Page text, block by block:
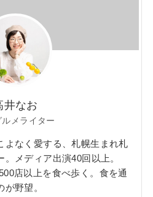
井なお
メライター
よなく愛する、札幌生まれ札
メディア出演40回以上。
店以上を食べ歩く。食を通
野望。